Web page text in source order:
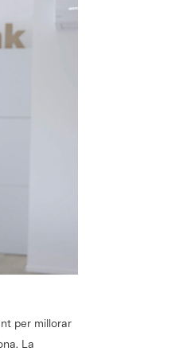
per millorar
La